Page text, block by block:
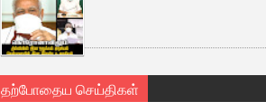
தற்போதைய செய்திகள்